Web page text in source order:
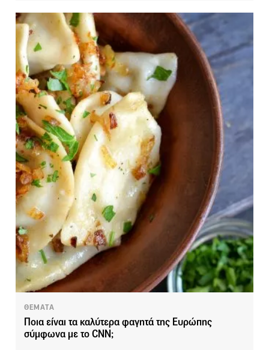
ΘΕΜΑΤΑ
Ποια είναι τα καλύτερα φαγητά της Ευρώπης
σύμφωνα με το CNN;